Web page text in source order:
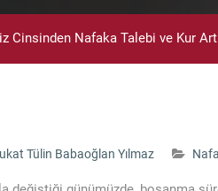
Cinsinden Nafaka Talebi ve Kur
Tülin Babaoğlan Yılmaz